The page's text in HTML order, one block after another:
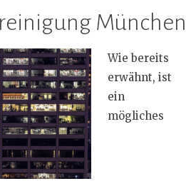
Wie bereits
erwähnt, ist
ein
mögliches